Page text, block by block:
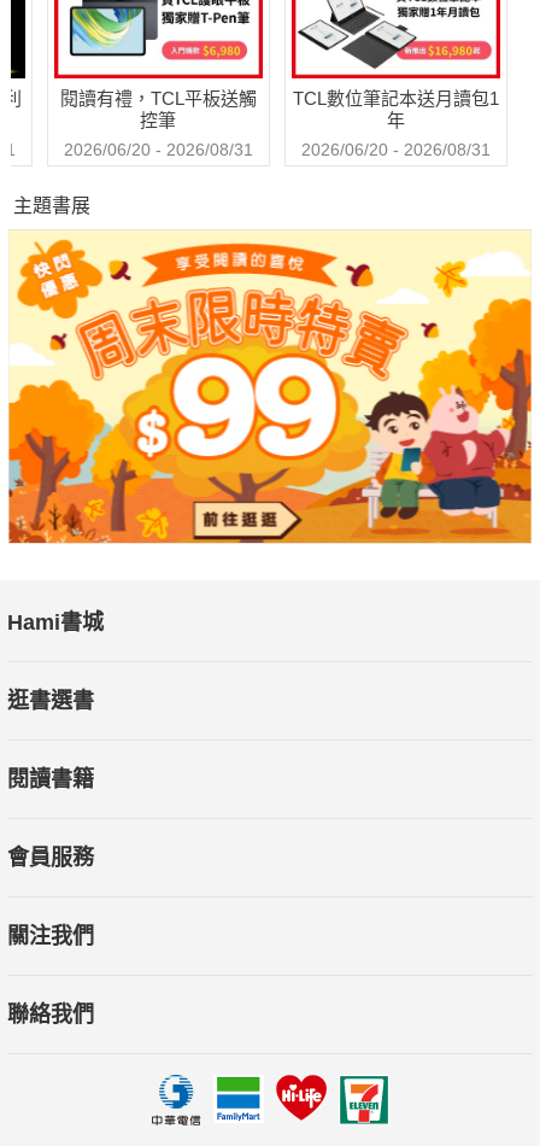
閱讀有禮，TCL平板送觸
控筆
2026/06/20 - 2026/08/31
TCL數位筆記本送月讀包1
年
2026/06/20 - 2026/08/31
主題書展
Hami書城
逛書選書
閱讀書籍
會員服務
關注我們
聯絡我們